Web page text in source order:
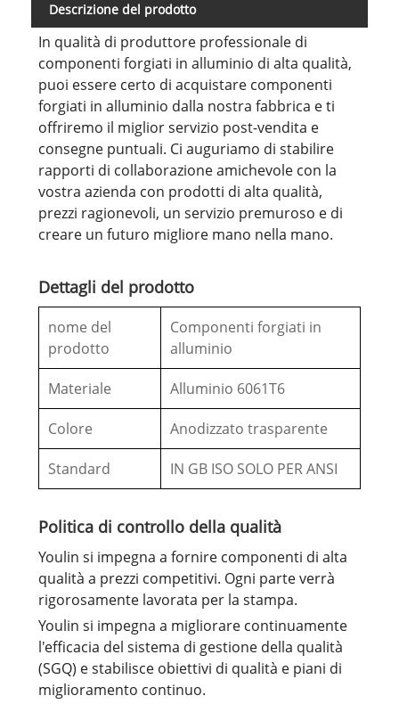
Descrizione del prodotto
In qualità di produttore professionale di
componenti forgiati in alluminio di alta qualità,
puoi essere certo di acquistare componenti
forgiati in alluminio dalla nostra fabbrica e ti
offriremo il miglior servizio post-vendita e
consegne puntuali. Ci auguriamo di stabilire
rapporti di collaborazione amichevole con la
vostra azienda con prodotti di alta qualità,
prezzi ragionevoli, un servizio premuroso e di
creare un futuro migliore mano nella mano.
Dettagli del prodotto
nome del
prodotto
Componenti forgiati in
alluminio
Materiale Alluminio 6061T6
Colore Anodizzato trasparente
Standard IN GB ISO SOLO PER ANSI
Politica di controllo della qualità
Youlin si impegna a fornire componenti di alta
qualità a prezzi competitivi. Ogni parte verrà
rigorosamente lavorata per la stampa.
Youlin si impegna a migliorare continuamente
l'efficacia del sistema di gestione della qualità
(SGQ) e stabilisce obiettivi di qualità e piani di
miglioramento continuo.